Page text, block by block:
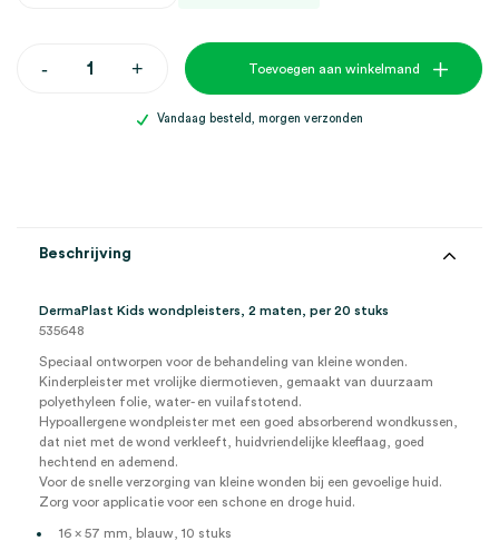
-DermaPlast+ Toevoegen aan winkelmand
Vandaag besteld, morgen verzonden
Beschrijving
DermaPlast Kids wondpleisters, 2 maten, per 20 stuks
535648
Speciaal ontworpen voor de behandeling van kleine wonden.
Kinderpleister met vrolijke diermotieven, gemaakt van duurzaam
polyethyleen folie, water- en vuilafstotend.
Hypoallergene wondpleister met een goed absorberend wondkussen,
dat niet met de wond verkleeft, huidvriendelijke kleeflaag, goed
hechtend en ademend.
Voor de snelle verzorging van kleine wonden bij een gevoelige huid.
Zorg voor applicatie voor een schone en droge huid.
16 x 57 mm, blauw, 10 stuks